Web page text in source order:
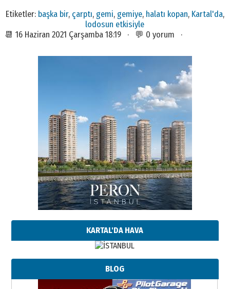
Etiketler: başka bir, çarptı, gemi, gemiye, halatı kopan, Kartal'da,
lodosun etkisiyle
📆 16 Haziran 2021 Çarşamba 18:19 · 💬 0 yorum ·
KARTAL'DA HAVA
BLOG